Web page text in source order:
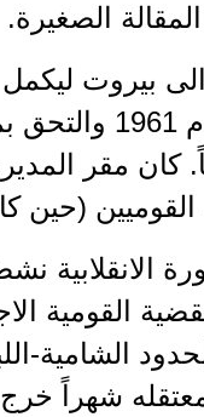
الصغيرة.
الى بيروت
الى الحزب
القومية
الشامية-
شهراً